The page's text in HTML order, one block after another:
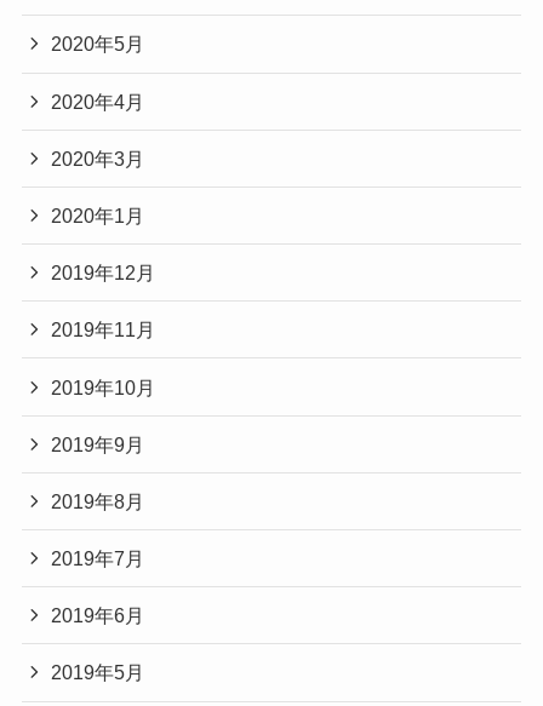
2020年5月
2020年4月
2020年3月
2020年1月
2019年12月
2019年11月
2019年10月
2019年9月
2019年8月
2019年7月
2019年6月
2019年5月